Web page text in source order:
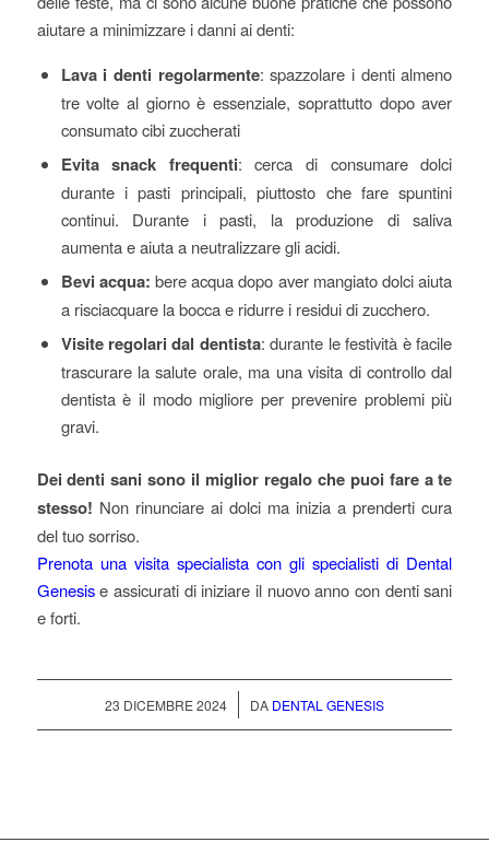
aiutare a minimizzare i danni ai denti:
Lava i denti regolarmente: spazzolare i denti almeno
tre volte al giorno è essenziale, soprattutto dopo aver
consumato cibi zuccherati
Evita snack frequenti: cerca di consumare dolci
durante i pasti principali, piuttosto che fare spuntini
continui. Durante i pasti, la produzione di saliva
aumenta e aiuta a neutralizzare gli acidi.
Bevi acqua: bere acqua dopo aver mangiato dolci aiuta
a risciacquare la bocca e ridurre i residui di zucchero.
Visite regolari dal dentista: durante le festività è facile
trascurare la salute orale, ma una visita di controllo dal
dentista è il modo migliore per prevenire problemi più
gravi.
Dei denti sani sono il miglior regalo che puoi fare a te
stesso! Non rinunciare ai dolci ma inizia a prenderti cura
del tuo sorriso.
Prenota una visita specialista con gli specialisti di Dental
Genesise assicurati di iniziare il nuovo anno con denti sani
e forti.
23 DICEMBRE 2024
/ DA DENTAL GENESIS